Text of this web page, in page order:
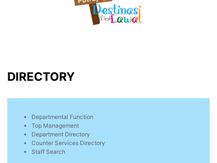
DIRECTORY
Departmental Function
Top Management
Department Directory
Counter Services Directory
Staff Search